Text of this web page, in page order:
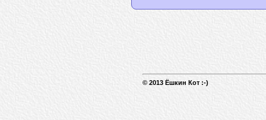
© 2013 Ёшкин Кот :-)